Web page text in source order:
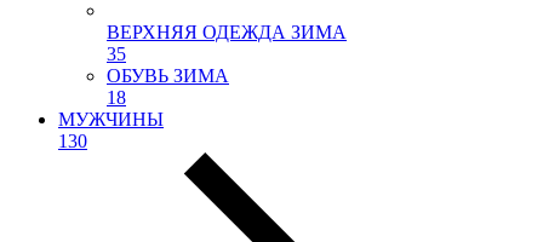
ВЕРХНЯЯ ОДЕЖДА ЗИМА
35
ОБУВЬ ЗИМА
18
МУЖЧИНЫ
130